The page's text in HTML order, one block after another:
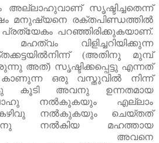
അല്ലാഹുവാണ് സൃഷ്ടിച്ചതെന്ന്
മനുഷ്യനെ രക്തപിണ്ഡത്തിൽ
പ്രത്യേകം പറഞ്ഞിരിക്കുകയാണ്.
വിളിച്ചറിയിക്കുന്ന
(അതിനു മുമ്പ്‌
അത്‌) സൃഷ്ടിക്കപ്പെട്ടു എന്നത്‌
കാണുന്ന ഒരു വസ്തുവിൽ നിന്ന്
കൂടി അവനു ഉന്നതമായ
നൽകുകയും എല്ലാം
കഴിവു നൽകുകയും ചെയ്തത്‌
നൽകിയ മഹത്തായ
അവനെ